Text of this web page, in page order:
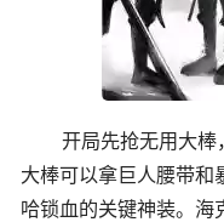
开局先抢无用大棒
大棒可以拿巨人腰带和
哈锁血的关键神装。海